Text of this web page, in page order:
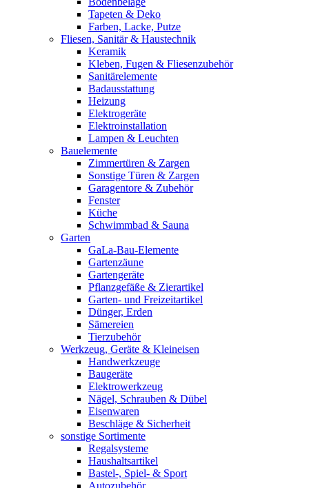
Tapeten & Deko
Farben, Lacke, Putze
Fliesen, Sanitär & Haustechnik
Keramik
Kleben, Fugen & Fliesenzubehör
Sanitärelemente
Badausstattung
Heizung
Elektrogeräte
Elektroinstallation
Lampen & Leuchten
Bauelemente
Zimmertüren & Zargen
Sonstige Türen & Zargen
Garagentore & Zubehör
Fenster
Küche
Schwimmbad & Sauna
Garten
GaLa-Bau-Elemente
Gartenzäune
Gartengeräte
Pflanzgefäße & Zierartikel
Garten- und Freizeitartikel
Dünger, Erden
Sämereien
Tierzubehör
Werkzeug, Geräte & Kleineisen
Handwerkzeuge
Baugeräte
Elektrowerkzeug
Nägel, Schrauben & Dübel
Eisenwaren
Beschläge & Sicherheit
sonstige Sortimente
Regalsysteme
Haushaltsartikel
Bastel-, Spiel- & Sport
Autozubehör